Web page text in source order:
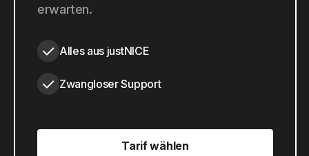
erwarten.
Alles aus justNICE
Zwangloser Support
Tarif wählen